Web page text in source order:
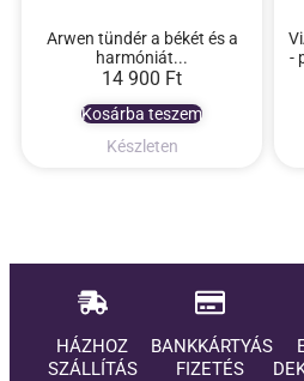
Készleten
14 900 Ft
Arwen tündér a békét és a
harmóniát...
Kosárba teszem
-
HÁZHOZ
SZÁLLÍTÁS
BANKKÁRTYÁS
FIZETÉS